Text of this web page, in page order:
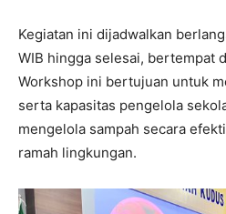
Kegiatan ini dijadwalkan
WIB hingga selesai, bertempat
Workshop ini bertujuan untuk
serta kapasitas pengelola
mengelola sampah secara
ramah lingkungan.